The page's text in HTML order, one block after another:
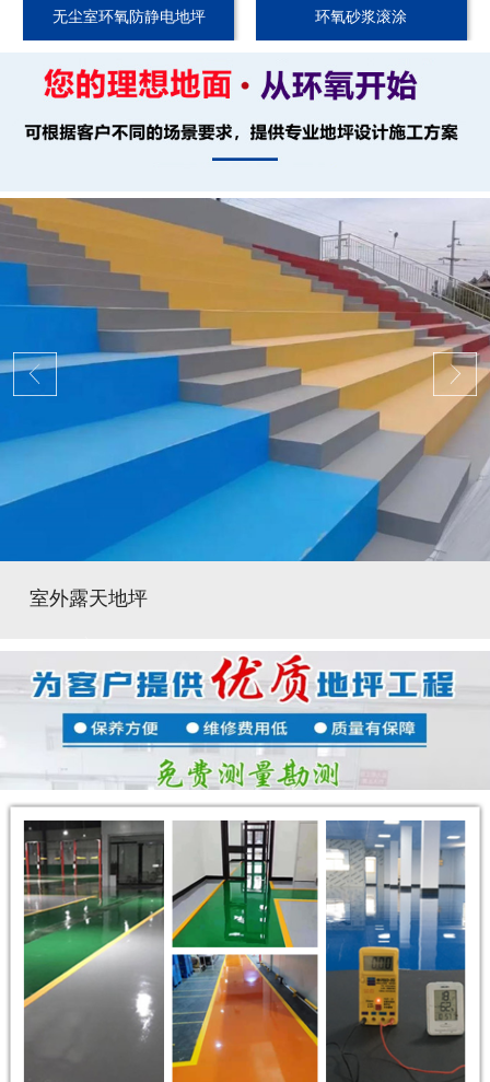
无尘室环氧防静电地坪 环氧砂浆滚涂
室外露天地坪